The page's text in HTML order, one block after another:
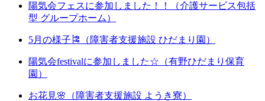
陽気会フェスに参加しました！！（介護サービス包括
型 グループホーム）
5月の様子🎏（障害者支援施設 ひだまり園）
陽気会festivalに参加しました☆（有野ひだまり保育
園）
お花見🌸（障害者支援施設 ようき寮）